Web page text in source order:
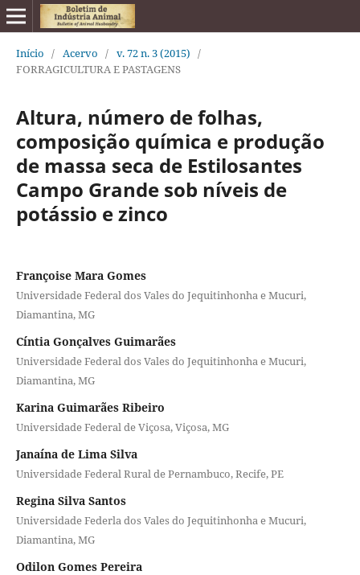
Início / Acervo / v. 72 n. 3 (2015) /
FORRAGICULTURA E PASTAGENS
Altura, número de folhas,
composição química e produção
de massa seca de Estilosantes
Campo Grande sob níveis de
potássio e zinco
Françoise Mara Gomes
Universidade Federal dos Vales do Jequitinhonha e Mucuri,
Diamantina, MG
Cíntia Gonçalves Guimarães
Universidade Federal dos Vales do Jequitinhonha e Mucuri,
Diamantina, MG
Karina Guimarães Ribeiro
Universidade Federal de Viçosa, Viçosa, MG
Janaína de Lima Silva
Universidade Federal Rural de Pernambuco, Recife, PE
Regina Silva Santos
Universidade Federla dos Vales do Jequitinhonha e Mucuri,
Diamantina, MG
Odilon Gomes Pereira